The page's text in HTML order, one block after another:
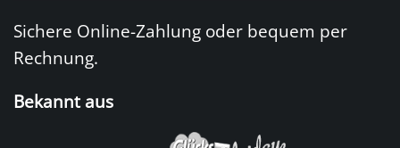
Sichere Online-Zahlung oder bequem per
Rechnung.
Bekannt aus